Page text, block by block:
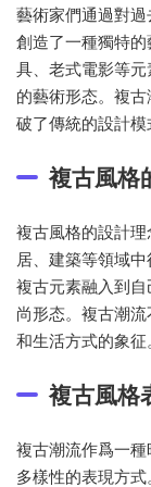
藝術家們通過對過
創造了一種獨特
具、老式電影等
的藝術形态。複
破了傳統的設計模
複古風格
複古風格的設計
居、建築等領域
複古元素融入到
尚形态。複古潮
和生活方式的象征
複古風格
複古潮流作爲一
多樣性的表現方